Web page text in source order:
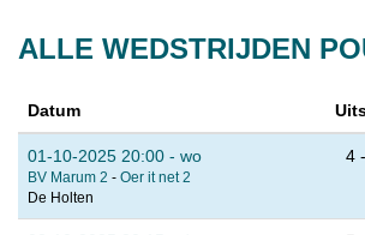
ALLE WEDSTRIJDEN
Datum
01-10-2025 20:00 - wo
BV Marum 2 - Oer it net 2
De Holten
4